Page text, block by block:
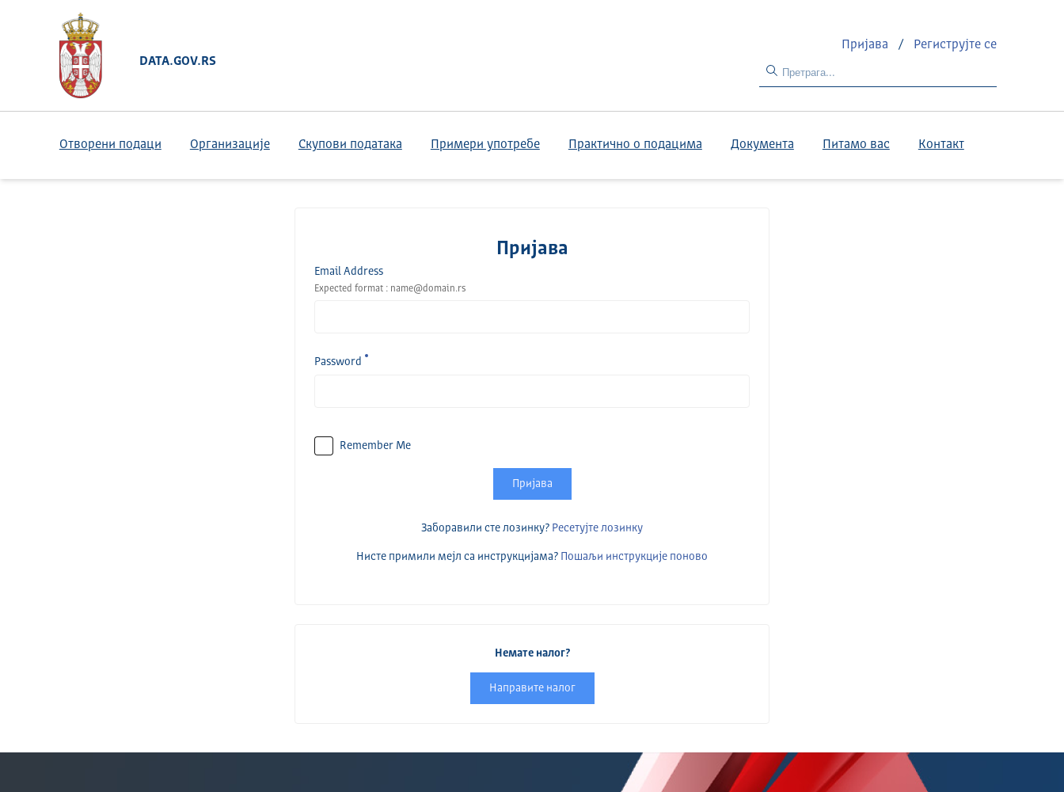
DATA.GOV.RS
Пријава / Региструјте се
Отворени подаци Организације Скупови података Примери употребе Практично о подацима Документа Питамо вас Контакт
Пријава
Email Address
Expected format : name@domain.rs
Password
Remember Me
Пријава
Заборавили сте лозинку? Ресетујте лозинку
Нисте примили мејл са инструкцијама? Пошаљи инструкције поново
Немате налог?
Направите налог